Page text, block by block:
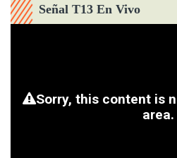
Señal T13 En Vivo